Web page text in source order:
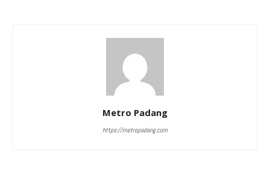
Metro Padang
https://metropadang.com